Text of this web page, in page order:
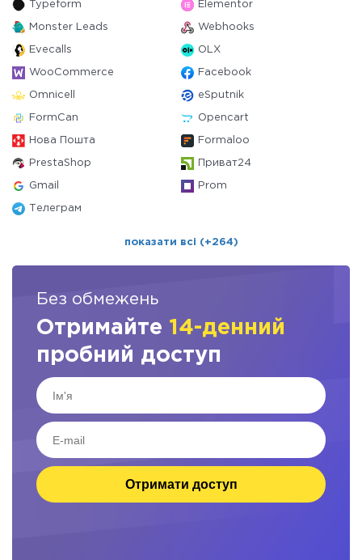
Typeform Elementor
Monster Leads Webhooks
Evecalls OLX
WooCommerce Facebook
Omnicell eSputnik
FormCan Opencart
Нова Пошта Formaloo
PrestaShop Приват24
Gmail Prom
Телеграм
показати всі (+264)
Без обмежень
Отримайте 14-денний
пробний доступ
Отримати доступ